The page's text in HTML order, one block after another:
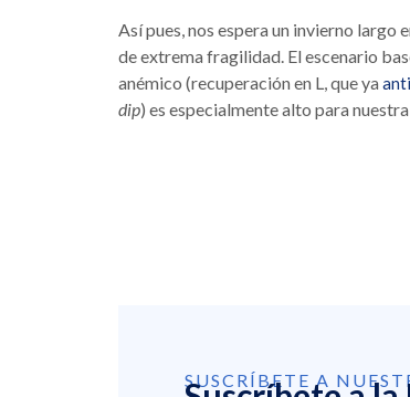
Así pues, nos espera un invierno largo
de extrema fragilidad. El escenario
anémico (recuperación en L, que ya
dip) es especialmente alto para
SUSCRÍBETE A